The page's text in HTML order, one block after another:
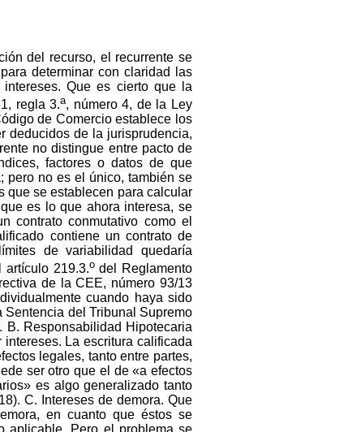
del recurso, el recurrente se
determinar con claridad las
Que es cierto que la
regla 3.a, número 4, de la Ley
de Comercio establece los
deducidos de la jurisprudencia,
no distingue entre pacto de
factores o datos de que
pero no es el único, también se
que se establecen para calcular
es lo que ahora interesa, se
contrato conmutativo como el
contiene un contrato de
de variabilidad quedaría
artículo 219.3.o del Reglamento
de la CEE, número 93/13
cuando haya sido
Sentencia del Tribunal Supremo
Responsabilidad Hipotecaria
La escritura calificada
legales, tanto entre partes,
ser otro que el de «a efectos
es algo generalizado tanto
C. Intereses de demora. Que
en cuanto que éstos se